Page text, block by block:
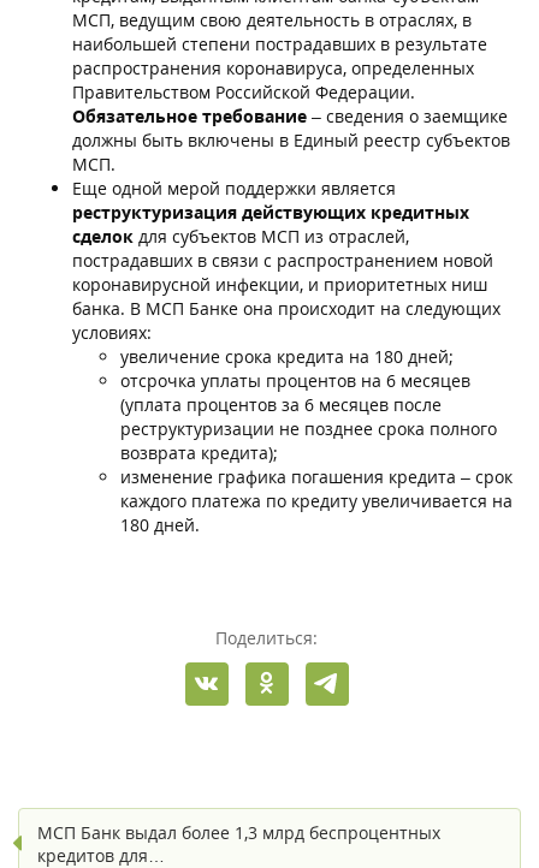
МСП, ведущим свою деятельность в отраслях, в
наибольшей степени пострадавших в результате
распространения коронавируса, определенных
Правительством Российской Федерации.
Обязательное требование – сведения о заемщике
должны быть включены в Единый реестр субъектов
МСП.
Еще одной мерой поддержки является
реструктуризация действующих кредитных
сделок для субъектов МСП из отраслей,
пострадавших в связи с распространением новой
коронавирусной инфекции, и приоритетных ниш
банка. В МСП Банке она происходит на следующих
условиях:
увеличение срока кредита на 180 дней;
отсрочка уплаты процентов на 6 месяцев
(уплата процентов за 6 месяцев после
реструктуризации не позднее срока полного
возврата кредита);
изменение графика погашения кредита – срок
каждого платежа по кредиту увеличивается на
180 дней.
Поделиться:
МСП Банк выдал более 1,3 млрд беспроцентных
кредитов для…